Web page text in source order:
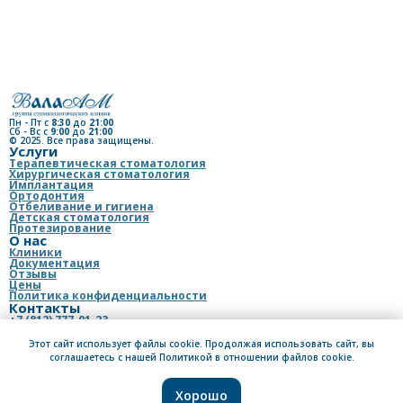
терапевт
Екатерина
Пн - Пт с 8:30 до 21:00
Сб - Вс с 9:00 до 21:00
© 2025. Все права защищены.
Терапевтическая стоматология
Хирургическая стоматология
Имплантация
Ортодонтия
Отбеливание и гигиена
Детская стоматология
Протезирование
Услуги
Клиники
Документация
Отзывы
Цены
Политика конфиденциальности
О нас
+7 (812) 777-01-23
info@valaam-med.ru (для организаций и юр.лиц)
vkontakte
Есть предложения или пожелания
Контакты
Этот сайт использует файлы cookie. Продолжая использовать сайт, вы
соглашаетесь с нашей Политикой в отношении файлов cookie.
Хорошо